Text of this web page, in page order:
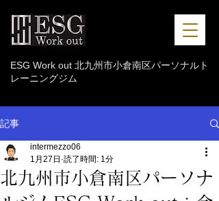
ESG Work out 北九州市小倉南区パーソナルト
レーニングジム
記事
北九州市小倉南区パーソナ
intermezzo06
1月27日 読了時間: 1分